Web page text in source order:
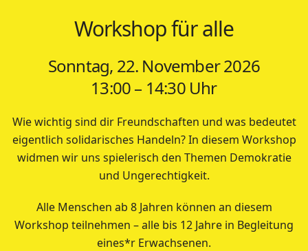
Workshop für alle
Sonntag, 22. November 2026
13:00 – 14:30 Uhr
Wie wichtig sind dir Freundschaften und was bedeutet
eigentlich solidarisches Handeln? In diesem Workshop
widmen wir uns spielerisch den Themen Demokratie
und Ungerechtigkeit.
Alle Menschen ab 8 Jahren können an diesem
Workshop teilnehmen – alle bis 12 Jahre in Begleitung
eines*r Erwachsenen.